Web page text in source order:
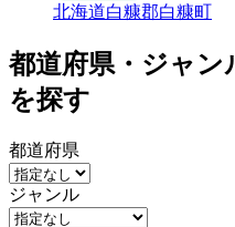
北海道白糠郡白糠町
都道府県・ジャン
を探す
都道府県
ジャンル